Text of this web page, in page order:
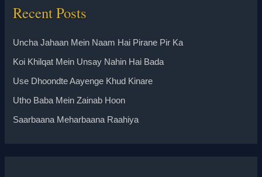
Recent Posts
Uncha Jahaan Mein Naam Hai Pirane Pir Ka
Koi Khilqat Mein Unsay Nahin Hai Bada
Use Dhoondte Aayenge Khud Kinare
Utho Baba Mein Zainab Hoon
Saarbaana Meharbaana Raahiya